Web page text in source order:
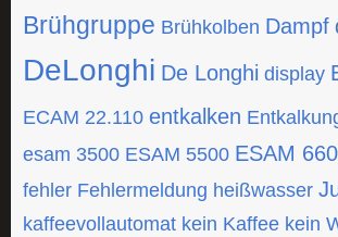
Brühgruppe Brühkolben Dampf
DeLonghi De Longhi display
ECAM 22.110 entkalken
esam 3500 ESAM 5500 ESAM
fehler Fehlermeldung heißwasser
kaffeevollautomat kein Kaffee kein